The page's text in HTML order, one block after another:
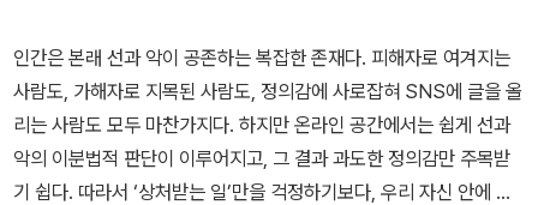
인간은 본래 선과 악이 공존하는 복잡한 존재다. 피해자로 여겨지는
사람도, 가해자로 지목된 사람도, 정의감에 사로잡혀 SNS에 글을 올
리는 사람도 모두 마찬가지다. 하지만 온라인 공간에서는 쉽게 선과
악의 이분법적 판단이 이루어지고, 그 결과 과도한 정의감만 주목받
기 쉽다. 따라서 ‘상처받는 일’만을 걱정하기보다, 우리 자신 안에 숨